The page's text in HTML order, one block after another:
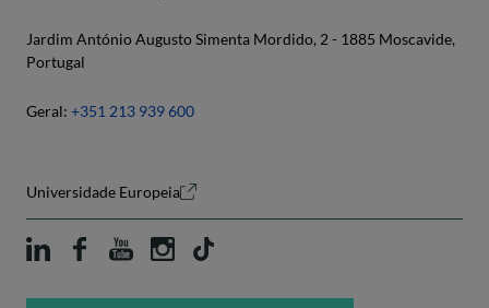
Jardim António Augusto Simenta Mordido, 2 - 1885 Moscavide,
Portugal
Geral: +351 213 939 600
Universidade Europeia